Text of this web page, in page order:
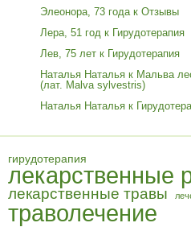
Элеонора, 73 года к Отзывы
Лера, 51 год к Гирудотерапия
Лев, 75 лет к Гирудотерапия
Наталья Наталья к Мальва
(лат. Malva sylvestris)
Наталья Наталья к
гирудотерапия
лекарственные
лекарственные травы
траволечение